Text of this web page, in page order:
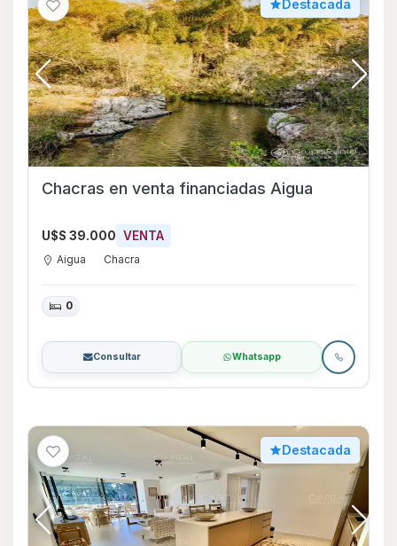
Destacada
Chacras en venta financiadas Aigua
U$S 39.000 VENTA
Aigua Chacra
0
Consultar Whatsapp
Destacada